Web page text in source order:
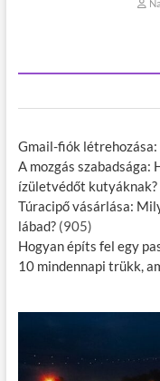
Gmail-fiók
A mozgás szabadsága:
ízületvédőt kutyáknak?
Túracipő vásárlása:
lábad? (905)
Hogyan építs fel egy
10 mindennapi trükk,